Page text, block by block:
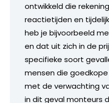
ontwikkeld die
reactietijden en
heb je bijvoorbeeld
en dat uit zich in de
specifieke soort
mensen die
met de verwachting
in dit geval monteurs